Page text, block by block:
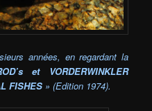
années, en regardant la
et VORDERWINKLER
FISHES » (Edition 1974).